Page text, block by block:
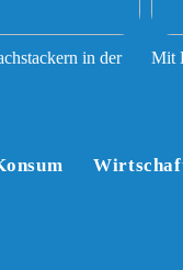
in der
Mit